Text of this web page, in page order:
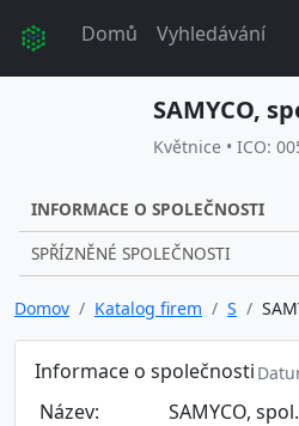
Domů Vyhledávání
SAMYCO,
Květnice • ICO:
INFORMACE O SPOLEČNOSTI
SPŘÍZNĚNÉ SPOLEČNOSTI
Domov Katalog firem S
Informace o společnosti
Název:
SAMYCO,